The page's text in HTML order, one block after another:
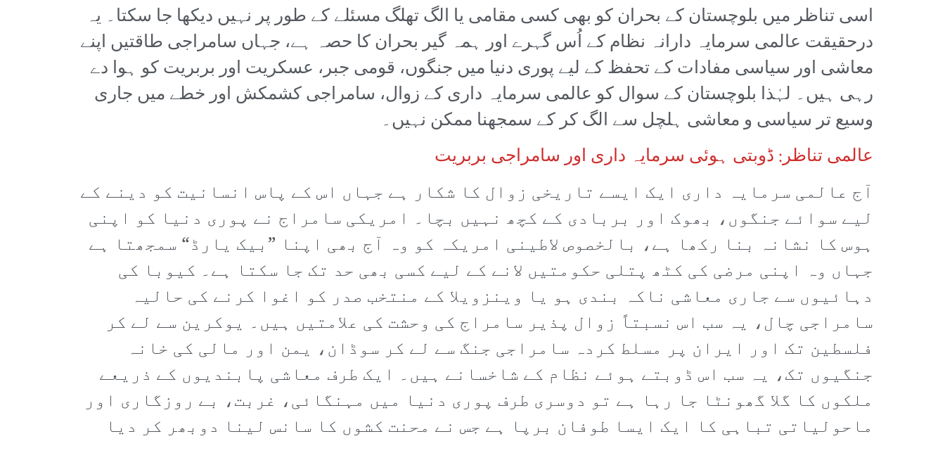
اسی تناظر میں بلوچستان کے بحران کو بھی کسی مقامی یا الگ تھلگ مسئلے کے طور پر نہیں دیکھا جا سکتا۔ یہ
درحقیقت عالمی سرمایہ دارانہ نظام کے اُس گہرے اور ہمہ گیر بحران کا حصہ ہے، جہاں سامراجی طاقتیں اپنے
معاشی اور سیاسی مفادات کے تحفظ کے لیے پوری دنیا میں جنگوں، قومی جبر، عسکریت اور بربریت کو ہوا دے
رہی ہیں۔ لہٰذا بلوچستان کے سوال کو عالمی سرمایہ داری کے زوال، سامراجی کشمکش اور خطے میں جاری
وسیع تر سیاسی و معاشی ہلچل سے الگ کر کے سمجھنا ممکن نہیں۔
عالمی تناظر: ڈوبتی ہوئی سرمایہ داری اور سامراجی بربریت
آج عالمی سرمایہ داری ایک ایسے تاریخی زوال کا شکار ہے جہاں اس کے پاس انسانیت کو دینے کے
لیے سوائے جنگوں، بھوک اور بربادی کے کچھ نہیں بچا۔ امریکی سامراج نے پوری دنیا کو اپنی
ہوس کا نشانہ بنا رکھا ہے، بالخصوص لاطینی امریکہ کو وہ آج بھی اپنا ”بیک یارڈ“ سمجھتا ہے
جہاں وہ اپنی مرضی کی کٹھ پتلی حکومتیں لانے کے لیے کسی بھی حد تک جا سکتا ہے۔ کیوبا کی
دہائیوں سے جاری معاشی ناکہ بندی ہو یا وینزویلا کے منتخب صدر کو اغوا کرنے کی حالیہ
سامراجی چال، یہ سب اس نسبتاً زوال پذیر سامراج کی وحشت کی علامتیں ہیں۔ یوکرین سے لے کر
فلسطین تک اور ایران پر مسلط کردہ سامراجی جنگ سے لے کر سوڈان، یمن اور مالی کی خانہ
جنگیوں تک، یہ سب اس ڈوبتے ہوئے نظام کے شاخسانے ہیں۔ ایک طرف معاشی پابندیوں کے ذریعے
ملکوں کا گلا گھونٹا جا رہا ہے تو دوسری طرف پوری دنیا میں مہنگائی، غربت، بے روزگاری اور
ماحولیاتی تباہی کا ایک ایسا طوفان برپا ہے جس نے محنت کشوں کا سانس لینا دوبھر کر دیا